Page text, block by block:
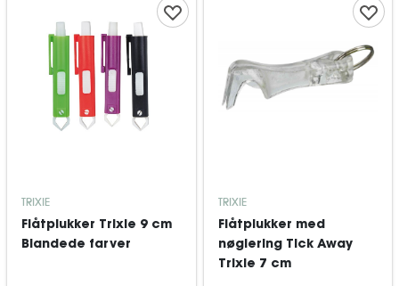
TRIXIE
Flåtplukker Trixie 9 cm
Blandede farver
TRIXIE
Flåtplukker med
nøglering Tick Away
Trixie 7 cm